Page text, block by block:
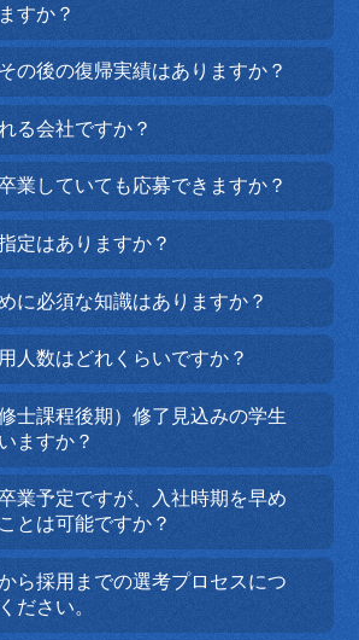
すか？
の後の復帰実績はありますか？
る会社ですか？
業していても応募できますか？
定はありますか？
に必須な知識はありますか？
人数はどれくらいですか？
士課程後期）修了見込みの学生
ますか？
業予定ですが、入社時期を早め
とは可能ですか？
ら採用までの選考プロセスにつ
ださい。